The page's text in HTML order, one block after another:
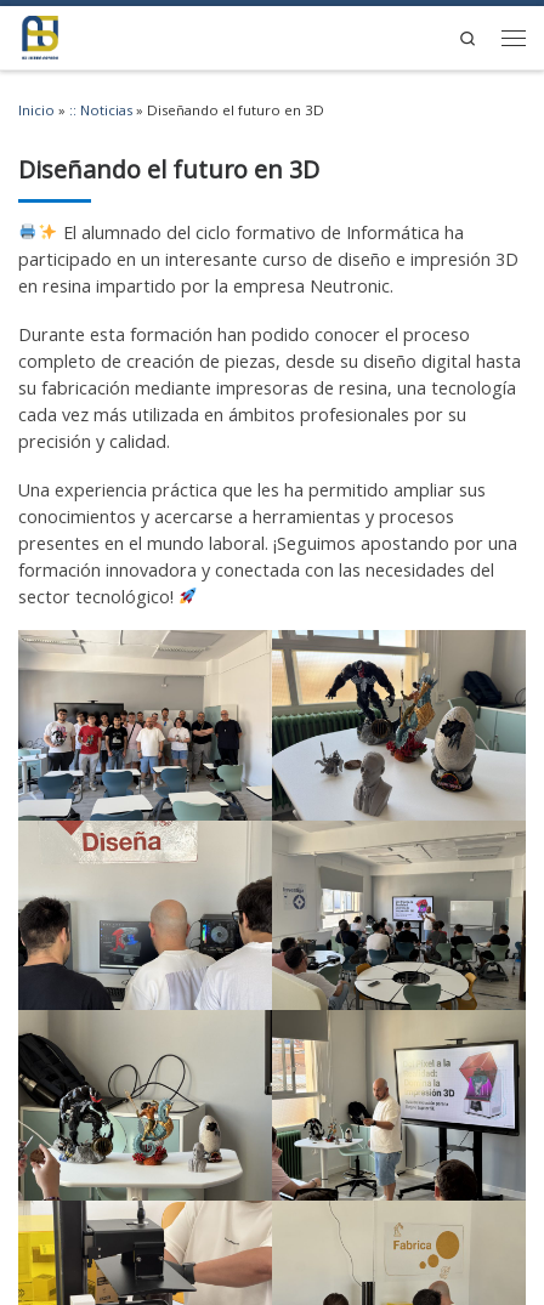
Saltar al contenido
Search
Inicio » :: Noticias » Diseñando el futuro en 3D
Diseñando el futuro en 3D
El alumnado del ciclo formativo de Informática ha
participado en un interesante curso de diseño e impresión 3D
en resina impartido por la empresa Neutronic.
Durante esta formación han podido conocer el proceso
completo de creación de piezas, desde su diseño digital hasta
su fabricación mediante impresoras de resina, una tecnología
cada vez más utilizada en ámbitos profesionales por su
precisión y calidad.
Una experiencia práctica que les ha permitido ampliar sus
conocimientos y acercarse a herramientas y procesos
presentes en el mundo laboral. ¡Seguimos apostando por una
formación innovadora y conectada con las necesidades del
sector tecnológico!